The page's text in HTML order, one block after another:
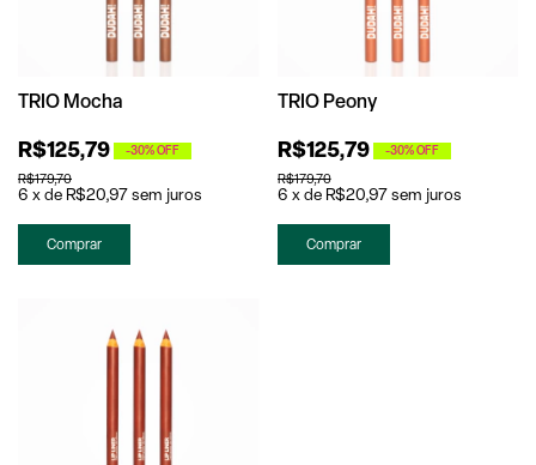
TRIO Mocha
R$125,79 -30%OFF
R$179,70
6 xde R$20,97sem juros
Comprar
TRIO Peony
R$125,79 -30%OFF
R$179,70
6 xde R$20,97sem juros
Comprar